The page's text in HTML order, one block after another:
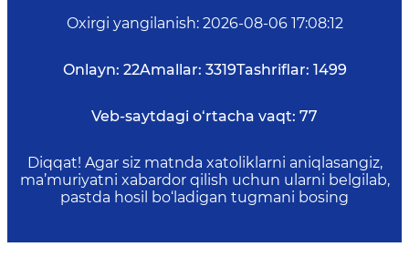
Oxirgi yangilanish: 2026-08-06 17:08:12
Onlayn: 22Amallar: 3319Tashriflar: 1499
Veb-saytdagi o‘rtacha vaqt: 77
Diqqat! Agar siz matnda xatoliklarni aniqlasangiz,
ma’muriyatni xabardor qilish uchun ularni belgilab,
pastda hosil bo‘ladigan tugmani bosing